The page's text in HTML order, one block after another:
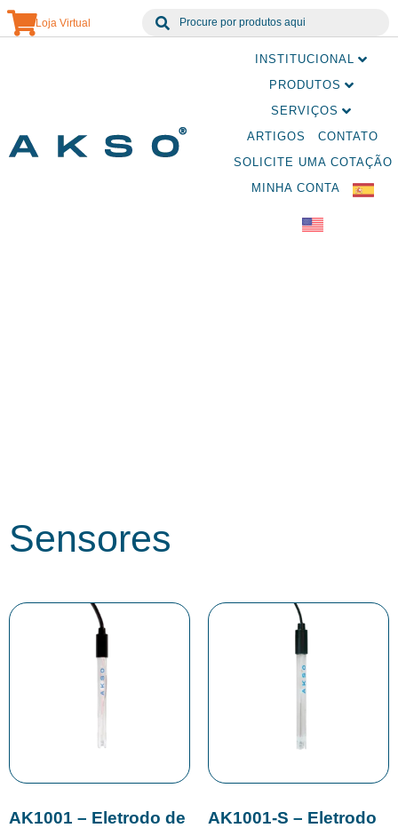
Loja Virtual
INSTITUCIONAL
PRODUTOS
SERVIÇOS
ARTIGOS
CONTATO
SOLICITE UMA COTAÇÃO
MINHA CONTA
Sensores
AK1001 – Eletrodo de
AK1001-S – Eletrodo